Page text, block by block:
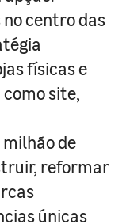
centro das
físicas e
site,
milhão de
reformar
únicas